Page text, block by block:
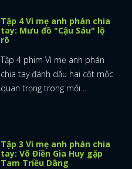
Tập 4 Vì mẹ anh phán chia
tay: Mưu đồ "Cậu Sáu" lộ
rõ
Tập 4 phim Vì mẹ anh phán
chia tay đánh dấu hai cột mốc
quan trọng trong mối ...
Tập 3 Vì mẹ anh phán chia
tay: Võ Điền Gia Huy gặp
Tam Triều Dâng